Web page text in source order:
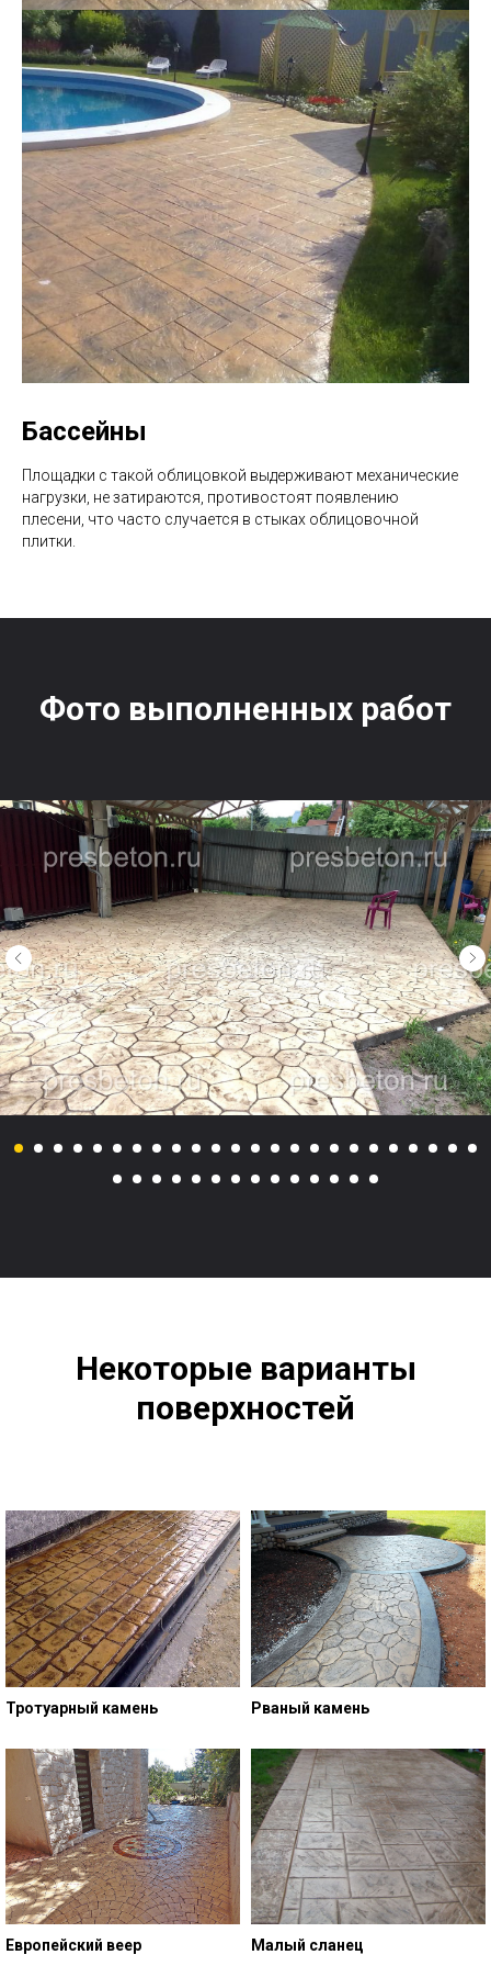
Бассейны
Площадки с такой облицовкой выдерживают механические
нагрузки, не затираются, противостоят появлению
плесени, что часто случается в стыках облицовочной
плитки.
Фото выполненных работ
Некоторые варианты
поверхностей
Тротуарный камень Рваный камень
Европейский веер Малый сланец